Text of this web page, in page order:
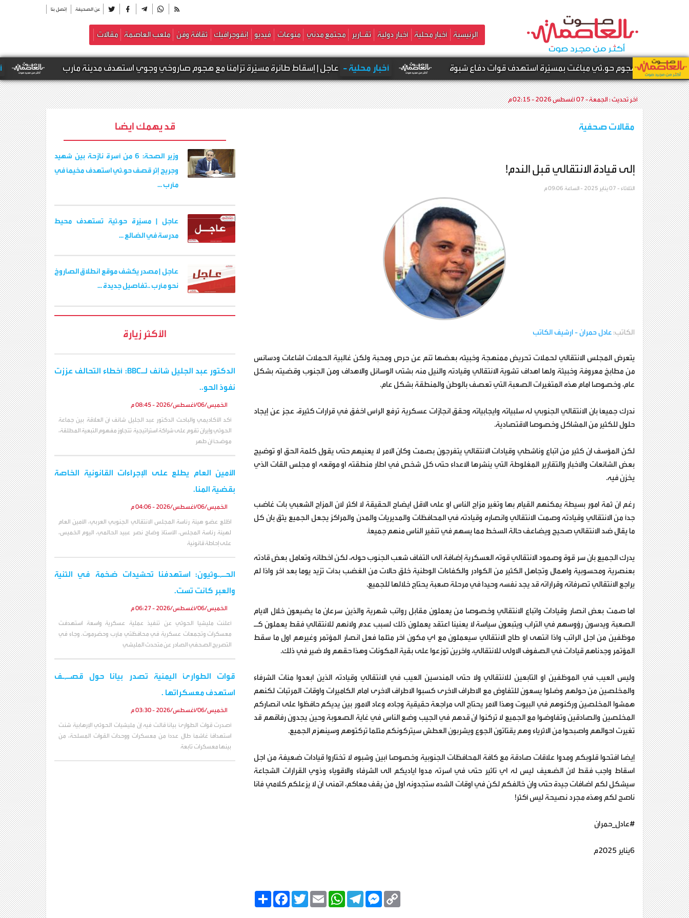
عن الصحيفة إتصل بنا
الرئيسية أخبار محلية أخبار دولية تقـارير مجتمع مدني منوعات فيديو إنفوجرافيك ثقافة وفن ملعب العاصمة مقالات
في هجوم حو.ثي مباغت بمسيّرة استهدف قوات دفاع شبوة أخبار محلية - عاجل | إسقاط طائرة مسيّرة تزامنًا مع هجوم صاروخي وجوي استهدف مدينة مأرب أخبار
آخر تحديث :الجمعة - 07 أغسطس 2026 - 02:15 م
مقالات صحفية
إلى قيادة الانتقالي قبل الندم!
الثلاثاء - 07 يناير 2025 - الساعة 09:06 م
الكاتب: عادل حمران- ارشيف الكاتب
يتعرض المجلس الانتقالي لحملات تحريض ممنهجة وخبيثه بعضها تنم عن حرص ومحبة ولكن غالبية الحملات اشاعات ودسائس
من مطابخ معروفة وخبيثة ولها اهداف تشوية الانتقالي وقيادته والنيل منه بشتى الوسائل والاهداف ومن الجنوب وقضيته بشكل
عام، وخصوصا امام هذه المتغيرات الصعبة التي تعصف بالوطن والمنطقة بشكل عام.
ندرك جميعًا بان الانتقالي الجنوبي له سلبياته وايجابياته وحقق انجازات عسكرية ترفع الرأس اخفق في قرارات كثيرة، عجز عن إيجاد
حلول للكثير من المشاكل وخصوصا الاقتصادية.
لكن المؤسف ان كثير من اتباع وناشطي وقيادات الانتقالي يتفرجون بصمت وكان الامر لا يعنيهم حتى يقول كلمة الحق او توضيح
بعض الشائعات والاخبار والتقارير المغلوطة التي ينشرها الاعداء حتى كل شخص في اطار منطقته او موقعه او مجلس القات الذي
يخزن فيه.
رغم ان ثمة امور بسيطة يمكنهم القيام بها وتغير مزاج الناس او على الاقل ايضاح الحقيقة لا اكثر لان المزاج الشعبي بات غاضب
جدًا من الانتقالي وقيادته وصمت الانتقالي وانصاره وقيادته في المحافظات والمديريات والمدن والمراكز يجعل الجميع يثق بان كل
ما يقال ضد الانتقالي صحيح ويضاعف حالة السخط مما يسهم في تنفير الناس منهم جميعًا.
يدرك الجميع بان سر قوة وصمود الانتقالي قوته العسكرية إضافة الى التفاف شعب الجنوب حوله، لكن اخطائه وتعامل بعض قادته
بعنصرية ومحسوبية واهمال وتجاهل الكثير من الكوادر والكفاءات الوطنية خلق حالات من الغضب بدأت تزيد يوما بعد آخر واذا لم
يراجع الانتقالي تصرفاته وقراراته قد يجد نفسه وحيدا في مرحلة صعبة يحتاج خلالها للجميع.
اما صمت بعض انصار وقيادات واتباع الانتقالي وخصوصا من يعملون مقابل رواتب شهرية والذين سرعان ما يضيعون خلال الايام
الصعبة ويدسون رؤوسهم في التراب ويتبعون سياسة لا يعنينا اعتقد يعملون ذلك لسبب عدم ولائهم للانتقالي فقط يعملون كـ
موظفين من اجل الراتب واذا انتهى او طاح الانتقالي سيعملون مع اي مكون آخر مثلما فعل انصار المؤتمر وغيرهم اول ما سقط
المؤتمر وجدناهم قيادات في الصفوف الاولى للانتقالي، وآخرين توزعوا على بقية المكونات وهذا حقهم ولا ضير في ذلك.
وليس العيب في الموظفين او التابعين للانتقالي ولا حتى المندسين العيب في الانتقالي وقيادته الذين ابعدوا مئات الشرفاء
والمخلصين من حولهم وضلوا يسعون للتفاوض مع الاطراف الاخرى كسبوا الاطراف الاخرى امام الكاميرات واوقات المرتبات لكنهم
همشوا المخلصين وركنوهم في البيوت وهذا الامر يحتاج الى مراجعة حقيقية وجاده وعاد الامور بين يديكم حافظوا على انصاركم
المخلصين والصادقين وتفاوضوا مع الجميع لا تركنوا ان قدهم في الجيب وضع الناس في غاية الصعوبة وحين يجدون رفاقهم قد
تغيرت احوالهم واصبحوا من الاثرياء وهم يقتاتون الجوع ويشربون العطش سيتركونكم مثلما تركتوهم وسينهزم الجميع.
إيضا افتحوا قلوبكم ومدوا علاقات صادقة مع كافة المحافظات الجنوبية وخصوصا أبين وشبوه لا تختاروا قيادات ضعيفة من اجل
اسقاط واجب فقط لان الضعيف ليس له اي تاثير حتى في اسرته مدوا اياديكم الى الشرفاء والاقوياء وذوي القرارات الشجاعة
سيشكل لكم اضافات جيدة حتى وان خالفكم لكن في اوقات الشده ستجدونه اول من يقف معاكم، اتمنى ان لا يزعلكم كلامي فانا
ناصح لكم وهذه مجرد نصيحة ليس أكثر!
#عادل_حمران
6يناير 2025م
ا
F
a
T
w
E
m
W
h
T
e
M
e
C
قد يهمك ايضا
وزير الصحة: 6 من أسرة نازحة بين شهيد
وجريح إثر قصف حو.ثي استهدف مخيمًا في
مأرب ...
عاجل | مسيّرة حو.ثية تستهدف محيط
مدرسة في الضالع ...
عاجل | مصدر يكشف موقع انطلاق الصاروخ
نحو مأرب ..تفاصيل جديدة ...
الأكثر زيارة
الدكتور عبد الجليل شائف لـBBC: أخطاء التحالف عززت
نفوذ الحو..
الخميس/06/أغسطس/2026 - 08:45 م
أكد الأكاديمي والباحث الدكتور عبد الجليل شائف أن العلاقة بين جماعة
الحوثي وإيران تقوم على شراكة استراتيجية تتجاوز مفهوم التبعية المطلقة،
موضحاً أن طهر
الأمين العام يطلع على الإجراءات القانونية الخاصة
بقضية المنا.
الخميس/06/أغسطس/2026 - 04:06 م
اطّلع عضو هيئة رئاسة المجلس الانتقالي الجنوبي العربي، الأمين العام
لهيئة رئاسة المجلس، الأستاذ وضاح نصر عبيد الحالمي، اليوم الخميس،
على إحاطة قانونية
الحـ,ـوثيون: استهدفنا تحشيدات ضخمة في الثنية
والعبر كانت تست.
الخميس/06/أغسطس/2026 - 06:27 م
أعلنت مليشيا الحوثي عن تنفيذ عملية عسكرية واسعة استهدفت
معسكرات وتجمعات عسكرية في محافظتي مأرب وحضرموت. وجاء في
التصريح الصحفي الصادر عن متحدث المليشي
قوات الطوارئ اليمنية تصدر بيانا حول قصـ,ـف
استهدف معسكراتها .
الخميس/06/أغسطس/2026 - 03:30 م
أصدرت قوات الطوارئ بياناً قالت فيه إن مليشيات الحوثي الإرهابية شنت
استهدافاً غاشماً طال عدداً من معسكرات ووحدات القوات المسلحة، من
بينها معسكرات تابعة